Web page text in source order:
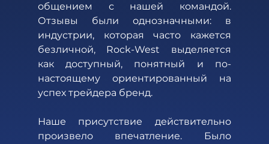
общением с нашей командой.
Отзывы были однозначными: в
индустрии, которая часто кажется
безличной, Rock-West выделяется
как доступный, понятный и по-
настоящему ориентированный на
успех трейдера бренд.
Наше присутствие действительно
произвело впечатление. Было